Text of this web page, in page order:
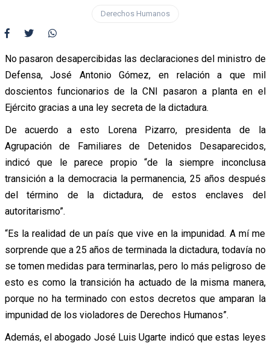
Derechos Humanos
No pasaron desapercibidas las declaraciones del ministro de
Defensa, José Antonio Gómez, en relación a que mil
doscientos funcionarios de la CNI pasaron a planta en el
Ejército gracias a una ley secreta de la dictadura.
De acuerdo a esto Lorena Pizarro, presidenta de la
Agrupación de Familiares de Detenidos Desaparecidos,
indicó que le parece propio “de la siempre inconclusa
transición a la democracia la permanencia, 25 años después
del término de la dictadura, de estos enclaves del
autoritarismo”.
“Es la realidad de un país que vive en la impunidad. A mí me
sorprende que a 25 años de terminada la dictadura, todavía no
se tomen medidas para terminarlas, pero lo más peligroso de
esto es como la transición ha actuado de la misma manera,
porque no ha terminado con estos decretos que amparan la
impunidad de los violadores de Derechos Humanos”.
Además, el abogado José Luis Ugarte indicó que estas leyes